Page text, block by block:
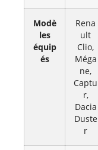
Modè
les
équip
és
Rena
ult
Clio,
Méga
ne,
Captu
r,
Dacia
Duste
r